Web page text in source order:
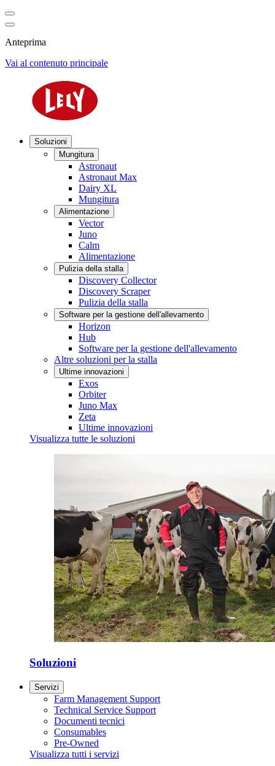
Anteprima
Vai al contenuto principale
Soluzioni
Mungitura
Astronaut
Astronaut Max
Dairy XL
Mungitura
Alimentazione
Vector
Juno
Calm
Alimentazione
Pulizia della stalla
Discovery Collector
Discovery Scraper
Pulizia della stalla
Software per la gestione dell'allevamento
Horizon
Hub
Software per la gestione dell'allevamento
Altre soluzioni per la stalla
Ultime innovazioni
Exos
Orbiter
Juno Max
Zeta
Ultime innovazioni
Visualizza tutte le soluzioni
Soluzioni
Servizi
Farm Management Support
Technical Service Support
Documenti tecnici
Consumables
Pre-Owned
Visualizza tutti i servizi